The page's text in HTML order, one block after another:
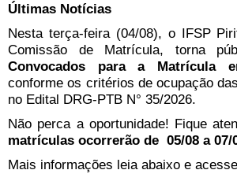
Últimas Notícias
Nesta terça-feira (04/08), o IFSP
Comissão de Matrícula, torna
Convocados para a Matrícula
conforme os critérios de ocupação
no Edital DRG-PTB N° 35/2026.
Não perca a oportunidade! Fique
matrículas ocorrerão de 05/08 a 07/
Mais informações leia abaixo e